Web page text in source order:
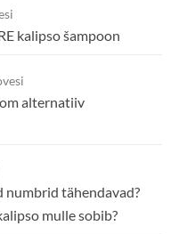
kalipso šampoon
alternatiiv
tähendavad?
mulle sobib?